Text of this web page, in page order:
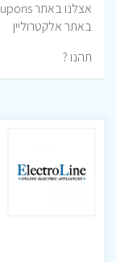
באתר אלקטרוליין
תהנו ?